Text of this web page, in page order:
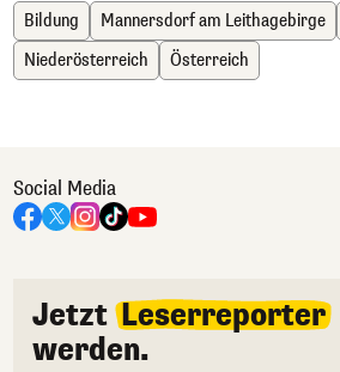
Bildung Mannersdorf am Leithagebirge
Niederösterreich
Österreich
Social Media
Jetzt Leserreporter
werden.